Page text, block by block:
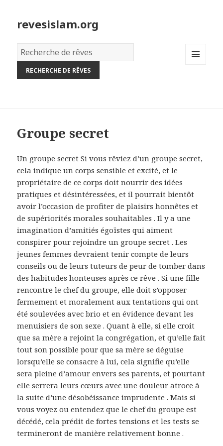
revesislam.org
Dictionnaire
des
rêves:
Groupe secret
Un groupe secret Si vous rêviez d’un groupe secret,
cela indique un corps sensible et excité, et le
propriétaire de ce corps doit nourrir des idées
pratiques et désintéressées, et il pourrait bientôt
avoir l’occasion de profiter de plaisirs honnêtes et
de supériorités morales souhaitables . Il y a une
imagination d’amitiés égoïstes qui aiment
conspirer pour rejoindre un groupe secret . Les
jeunes femmes devraient tenir compte de leurs
conseils ou de leurs tuteurs de peur de tomber dans
des habitudes honteuses après ce rêve . Si une fille
rencontre le chef du groupe, elle doit s’opposer
fermement et moralement aux tentations qui ont
été soulevées avec brio et en évidence devant les
menuisiers de son sexe . Quant à elle, si elle croit
que sa mère a rejoint la congrégation, et qu’elle fait
tout son possible pour que sa mère se déguise
lorsqu’elle se consacre à lui, cela signifie qu’elle
sera pleine d’amour envers ses parents, et pourtant
elle serrera leurs cœurs avec une douleur atroce à
la suite d’une désobéissance imprudente . Mais si
vous voyez ou entendez que le chef du groupe est
décédé, cela prédit de fortes tensions et les tests se
termineront de manière relativement bonne .